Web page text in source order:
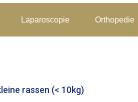
Laparoscopie Orthopedie
rassen (< 10kg)